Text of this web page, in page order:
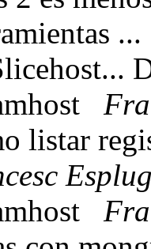
...
listar